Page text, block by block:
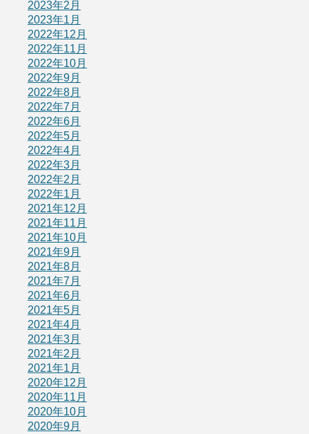
2023年2月
2023年1月
2022年12月
2022年11月
2022年10月
2022年9月
2022年8月
2022年7月
2022年6月
2022年5月
2022年4月
2022年3月
2022年2月
2022年1月
2021年12月
2021年11月
2021年10月
2021年9月
2021年8月
2021年7月
2021年6月
2021年5月
2021年4月
2021年3月
2021年2月
2021年1月
2020年12月
2020年11月
2020年10月
2020年9月